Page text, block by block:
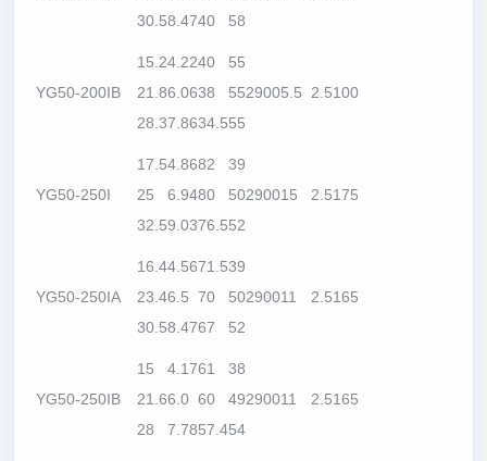
30.58.4740
58
YG50-200IB
15.2
21.8
28.3
4.22
6.06
7.86
40
38
34.5
55
55
55
29005.5 2.5100
YG50-250I
17.5
25
32.5
4.86
6.94
9.03
82
80
76.5
39
50
52
290015 2.5175
YG50-250IA
16.4
23.4
30.5
4.56
6.5
8.47
71.5
70
67
39
50
52
290011 2.5165
YG50-250IB
15
21.6
28
4.17
6.0
7.78
61
60
57.4
38
49
54
290011 2.5165